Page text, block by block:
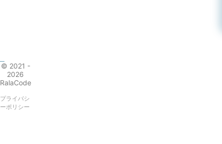
© 2021 -
2026
RalaCode
プライバシ
ーポリシー